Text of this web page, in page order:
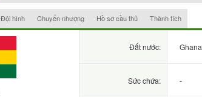
Đội hình Chuyển nhượng Hồ sơ cầu thủ Thành tích
Đất nước: Ghana
Sức chứa: -